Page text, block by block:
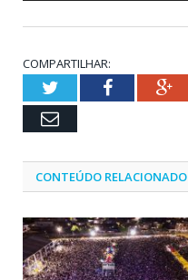
COMPARTILHAR:
TwitterFacebook
Email
CONTEÚDO RELACIONADO